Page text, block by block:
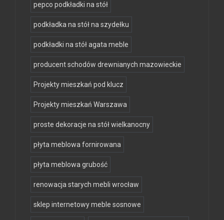
pepco podkładki na stół
podkładka na stół na szydełku
podkładki na stół agata meble
producent schodów drewnianych mazowieckie
Projekty mieszkań pod klucz
Projekty mieszkań Warszawa
proste dekoracje na stół wielkanocny
płyta meblowa fornirowana
płyta meblowa grubość
renowacja starych mebli wrocław
sklep internetowy meble sosnowe